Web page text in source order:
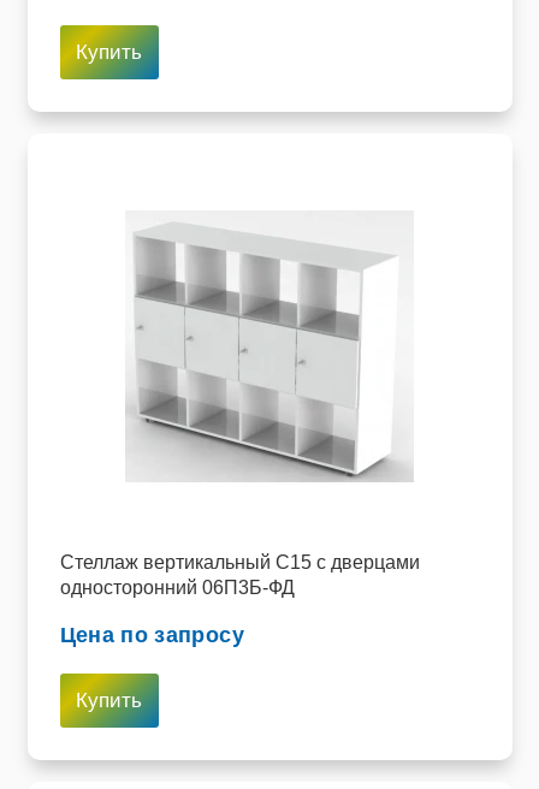
Купить
Стеллаж вертикальный C15 с дверцами
односторонний 06П3Б-ФД
Цена по запросу
Купить